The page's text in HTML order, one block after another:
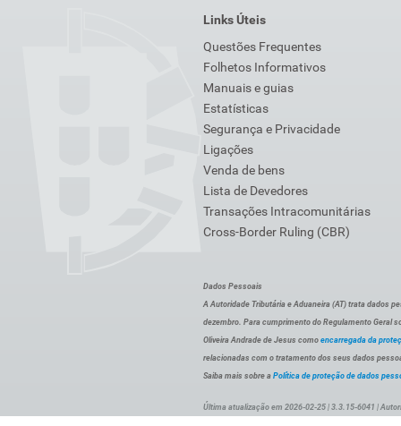
Links Úteis
Questões Frequentes
Folhetos Informativos
Manuais e guias
Estatísticas
Segurança e Privacidade
Ligações
Venda de bens
Lista de Devedores
Transações Intracomunitárias
Cross-Border Ruling (CBR)
Dados Pessoais
A Autoridade Tributária e Aduaneira (AT) trata dados
dezembro. Para cumprimento do Regulamento Geral
Oliveira Andrade de Jesus como encarregada da
relacionadas com o tratamento dos seus dados
Saiba mais sobre a Política de proteção de dados
Última atualização em 2026-02-25 | 3.3.15-6041 |